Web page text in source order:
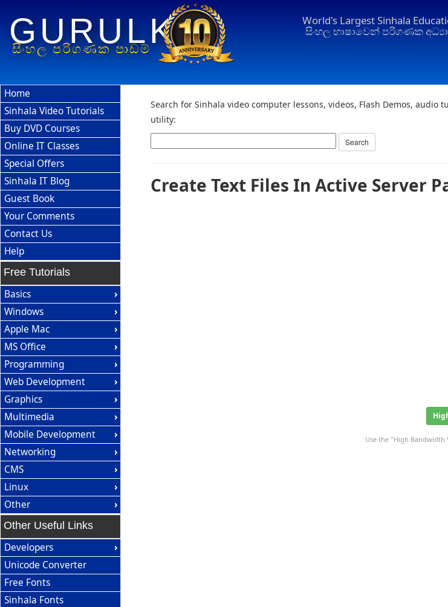
GURULK
සිංහල පරිගණක පාඩම්
World's Largest Sinhala
සිංහල භාෂාවෙන් පරිගණක
Search for Sinhala video computer lessons, videos, Flash Demos,
utility:
Create Text Files In Active Server
Use the "High
Home
Sinhala Video Tutorials
Buy DVD Courses
Online IT Classes
Special Offers
Sinhala IT Blog
Guest Book
Your Comments
Contact Us
Help
Free Tutorials
Basics
Windows
Apple Mac
MS Office
Programming
Web Development
Graphics
Multimedia
Mobile Development
Networking
CMS
Linux
Other
Other Useful Links
Developers
Unicode Converter
Free Fonts
Sinhala Fonts